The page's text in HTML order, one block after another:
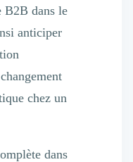
B2B dans le
anticiper
chez un
dans